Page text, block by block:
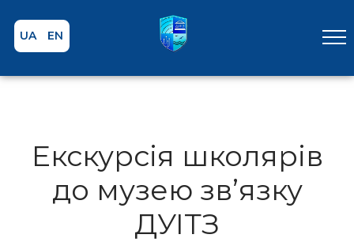
UA EN
Екскурсія школярів
до музею зв’язку
ДУІТЗ